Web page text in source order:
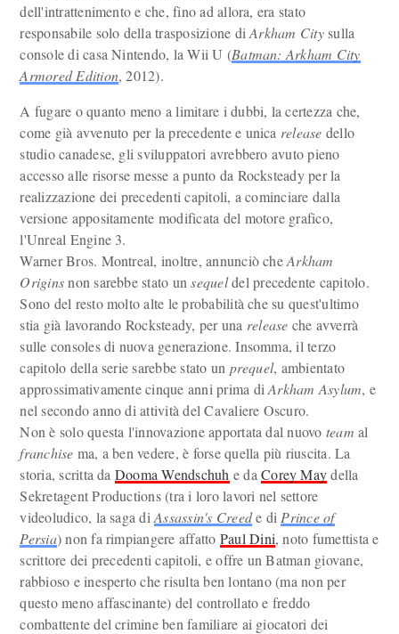
dell'intrattenimento e che, fino ad allora, era stato
responsabile solo della trasposizione diArkham Citysulla
console di casa Nintendo, la Wii U (Batman: Arkham City
Armored Edition, 2012).
A fugare o quanto meno a limitare i dubbi, la certezza che,
come già avvenuto per la precedente e unica release dello
studio canadese, gli sviluppatori avrebbero avuto pieno
accesso alle risorse messe a punto da Rocksteady per la
realizzazione dei precedenti capitoli, a cominciare dalla
versione appositamente modificata del motore grafico,
l'Unreal Engine 3.
Warner Bros. Montreal, inoltre, annunciò cheArkham
Originsnon sarebbe stato unsequeldel precedente capitolo.
Sono del resto molto alte le probabilità che su quest'ultimo
stia già lavorando Rocksteady, per una release che avverrà
sulle consoles di nuova generazione. Insomma, il terzo
capitolo della serie sarebbe stato un prequel, ambientato
approssimativamente cinque anni prima diArkham Asylum, e
nel secondo anno di attività del Cavaliere Oscuro.
Non è solo questa l'innovazione apportata dal nuovo team al
franchise ma, a ben vedere, è forse quella più riuscita. La
storia, scritta da Dooma Wendschuh e daCorey Maydella
Sekretagent Productions (tra i loro lavori nel settore
videoludico, la saga diAssassin's Creede di Prince of
Persia) non fa rimpiangere affatto Paul Dini, noto fumettista e
scrittore dei precedenti capitoli, e offre un Batman giovane,
rabbioso e inesperto che risulta ben lontano (ma non per
questo meno affascinante) del controllato e freddo
combattente del crimine ben familiare ai giocatori dei